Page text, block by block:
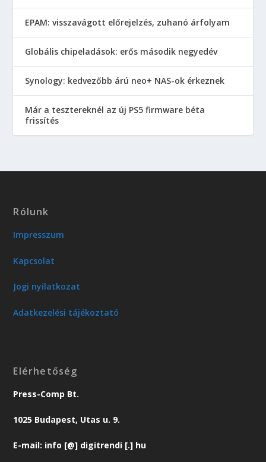
EPAM: visszavágott előrejelzés, zuhanó árfolyam
Globális chipeladások: erős második negyedév
Synology: kedvezőbb árú neo+ NAS-ok érkeznek
Már a tesztereknél az új PS5 firmware béta
frissítés
Rólunk
Impresszum
Kapcsolat
Jogi nyilatkozat
Adatkezelési tájékoztató
Elérhetőség
Press-Comp Bt.
1025 Budapest, Utas u. 9.
E-mail: info [@] digitrendi [.] hu